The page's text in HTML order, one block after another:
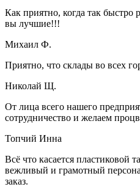
Как приятно, когда так быстро
вы лучшие!!!
Михаил Ф.
Приятно, что склады во всех
Николай Щ.
От лица всего нашего
сотрудничество и желаем
Топчий Инна
Всё что касается пластиковой
вежливый и грамотный
заказ.